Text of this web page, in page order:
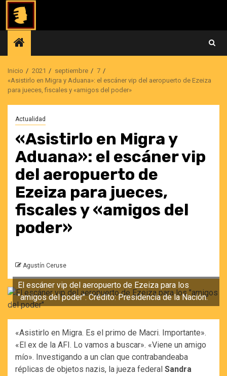
Saltar
contenido
Inicio 2021 septiembre
7
«Asistirlo en Migra y Aduana»: el escáner vip del aeropuerto de Ezeiza
para jueces, fiscales y «amigos del poder»
Actualidad
«Asistirlo en Migra y
Aduana»: el escáner vip
del aeropuerto de
Ezeiza para jueces,
fiscales y «amigos del
poder»
Agustín Ceruse
El escáner vip del aeropuerto de Ezeiza para los
"amigos del poder". Crédito: Presidencia de la Nación.
«Asistirlo en Migra. Es el primo de Macri. Importante».
«El ex de la AFI. Lo vamos a buscar». «Viene un amigo
mío». Investigando a un clan que contrabandeaba
réplicas de objetos nazis, la jueza federal Sandra